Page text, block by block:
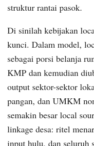
struktur rantai pasok.
Di sinilah kebijakan
kunci. Dalam model,
sebagai porsi belanja
KMP dan kemudian
output sektor-sektor
pangan, dan UMKM
semakin besar local
linkage desa: ritel
input hulu, dan seluruh